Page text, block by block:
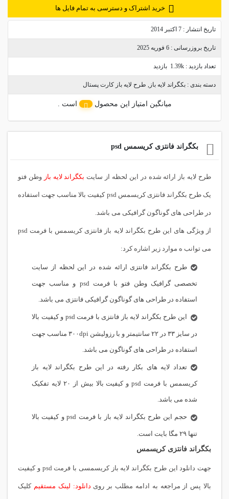
خرید اشتراک و دسترسی به تمام فایل ها
تاریخ انتشار : 7 اکتبر 2014
تاریخ بروزرسانی : 6 فوریه 2025
تعداد بازدید : 1.39k بازدید
دسته بندی : بکگراند لایه باز , طرح لایه باز کارت پستال
میانگین امتیاز این محصول است .
بکگراند فانتزی کریسمس psd
طرح لایه باز ارائه شده در این لحظه از سایت بکگراند لایه باز وطن فتو
یک طرح بکگراند فانتزی کریسمس psd کیفیت بالا مناسب جهت استفاده
در طراحی های گوناگون گرافیکی می باشد.
از ویژگی های این طرح بکگراند لایه باز فانتزی کریسمس با فرمت psd
می توانب ه موارد زیر اشاره کرد:
طرح بکگراند فانتزی ارائه شده در این لحظه از سایت
تخصصی گرافیک وطن فتو با فرمت psd و مناسب جهت
استفاده در طراحی های گوناگون گرافیکی فانتزی می باشد.
این طرح بکگراند لایه باز فانتزی با فرمت psd و کیفیت بالا
در سایز ۳۳ در ۲۲ سانتیمتر و با رزولیشن ۳۰۰dpi مناسب جهت
استفاده در طراحی های گوناگون می باشد.
تعداد لایه های بکار رفته در این طرح بکگراند لایه باز
کریسمس با فرمت psd و کیفیت بالا بیش از ۲۰ لایه تفکیک
شده می باشد.
حجم این طرح بکگراند لایه باز با فرمت psd و کیفیت بالا
تنها ۲۹ مگا بایت است.
بکگراند فانتزی کریسمس
جهت دانلود این طرح بکگراند لایه باز کریسمسی با فرمت psd و کیفیت
بالا پس از مراجعه به ادامه مطلب بر روی دانلود: لینک مستقیم کلیک